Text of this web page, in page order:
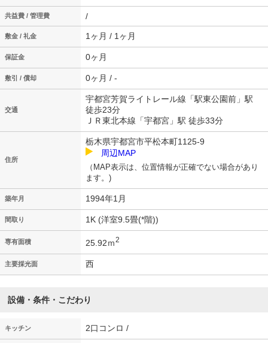
共益費 / 管理費 /
敷金 / 礼金 1ヶ月 / 1ヶ月
保証金 0ヶ月
敷引 / 償却 0ヶ月 / -
交通
宇都宮芳賀ライトレール線「駅東公園前」駅
徒歩23分
ＪＲ東北本線「宇都宮」駅 徒歩33分
住所
栃木県宇都宮市平松本町1125-9
周辺MAP
（MAP表示は、位置情報が正確でない場合があり
ます。)
築年月 1994年1月
間取り 1K (洋室9.5畳(*階))
専有面積 25.92ｍ2
主要採光面 西
設備・条件・こだわり
キッチン 2口コンロ /